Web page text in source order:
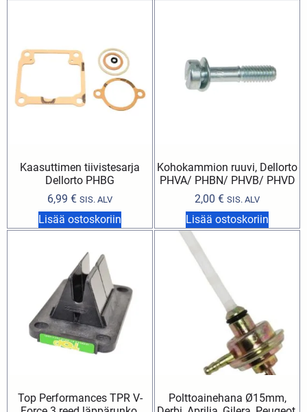
Kaasuttimen tiivistesarja
Dellorto PHBG
6,99 € SIS. ALV
Lisää ostoskoriin
Kohokammion ruuvi, Dellorto
PHVA/ PHBN/ PHVB/ PHVD
2,00 € SIS. ALV
Lisää ostoskoriin
Top Performances TPR V-
Polttoainehana Ø15mm,